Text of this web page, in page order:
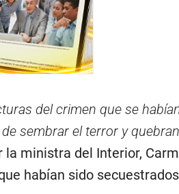
del crimen que se
sembrar el terror y
la ministra del Interior,
habían sido